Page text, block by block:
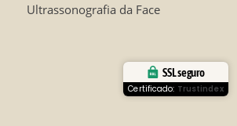
Ultrassonografia da Face
SSL seguro
Certificado: Trustindex